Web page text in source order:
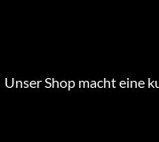
Unser Shop macht eine